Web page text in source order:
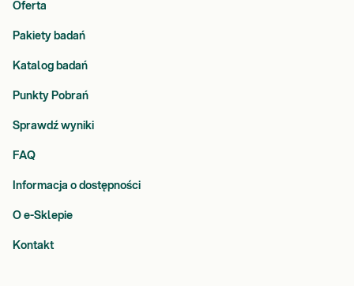
Oferta
Pakiety badań
Katalog badań
Punkty Pobrań
Sprawdź wyniki
FAQ
Informacja o dostępności
O e-Sklepie
Kontakt